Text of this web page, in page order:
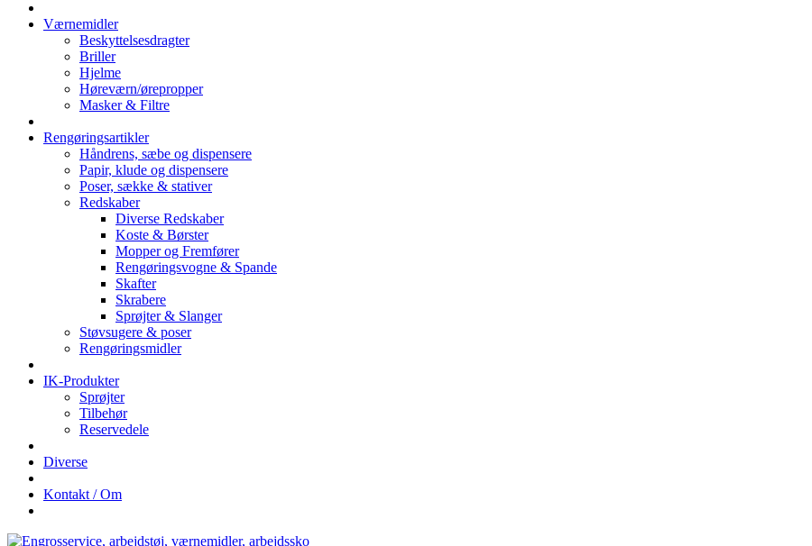
Værnemidler
Beskyttelsesdragter
Briller
Hjelme
Høreværn/ørepropper
Masker & Filtre
Rengøringsartikler
Håndrens, sæbe og dispensere
Papir, klude og dispensere
Poser, sække & stativer
Redskaber
Diverse Redskaber
Koste & Børster
Mopper og Fremfører
Rengøringsvogne & Spande
Skafter
Skrabere
Sprøjter & Slanger
Støvsugere & poser
Rengøringsmidler
IK-Produkter
Sprøjter
Tilbehør
Reservedele
Diverse
Kontakt / Om